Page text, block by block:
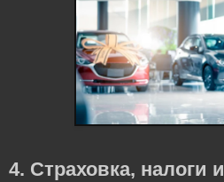
4. Страховка, налоги и